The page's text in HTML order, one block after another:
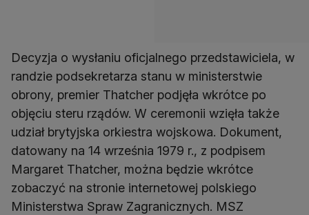
Decyzja o wysłaniu oficjalnego przedstawiciela, w
randzie podsekretarza stanu w ministerstwie
obrony, premier Thatcher podjęła wkrótce po
objęciu steru rządów. W ceremonii wzięła także
udział brytyjska orkiestra wojskowa. Dokument,
datowany na 14 września 1979 r., z podpisem
Margaret Thatcher, można będzie wkrótce
zobaczyć na stronie internetowej polskiego
Ministerstwa Spraw Zagranicznych. MSZ